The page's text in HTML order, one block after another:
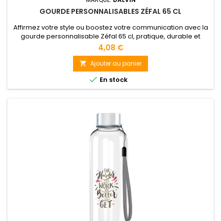
GOURDE PERSONNALISABLES ZÉFAL 65 CL
Affirmez votre style ou boostez votre communication avec la
gourde personnalisable Zéfal 65 cl, pratique, durable et
parfaitement adaptée à toutes vos activités.
4,08 €
 Ajouter au panier
 En stock